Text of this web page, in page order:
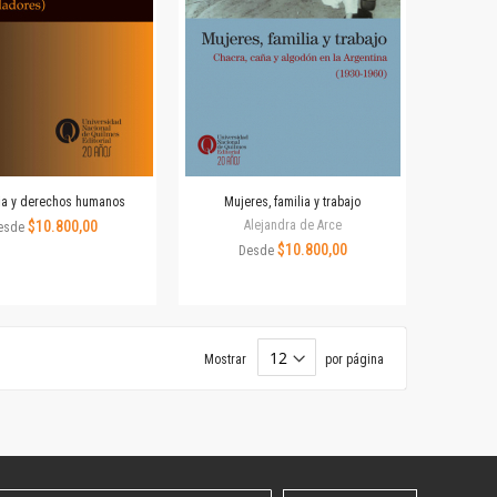
y derechos humanos
$10.800,00
Mujeres, familia y trabajo
Alejandra de Arce
Desde $10.800,00
Mostrar por página